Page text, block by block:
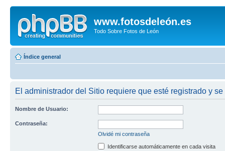
www.fotosdeleón.es
Todo Sobre Fotos de León
Índice general
El administrador del Sitio requiere que esté registrado y
Nombre de Usuario:
Contraseña:
Olvidé mi contraseña
Identificarse automáticamente en cada visita